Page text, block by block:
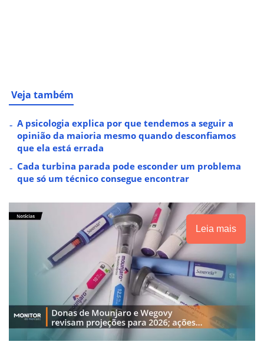
Veja também
A psicologia explica por que tendemos a seguir a
opinião da maioria mesmo quando desconfiamos
que ela está errada
Cada turbina parada pode esconder um problema
que só um técnico consegue encontrar
Leia mais